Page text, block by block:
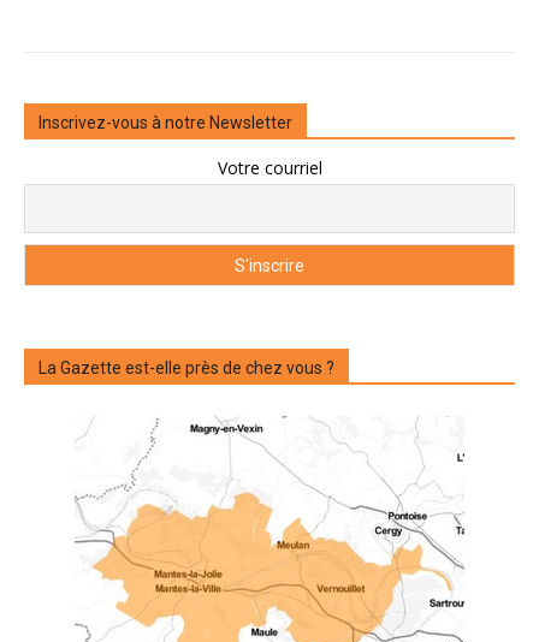
Inscrivez-vous à notre Newsletter
Votre courriel
La Gazette est-elle près de chez vous ?